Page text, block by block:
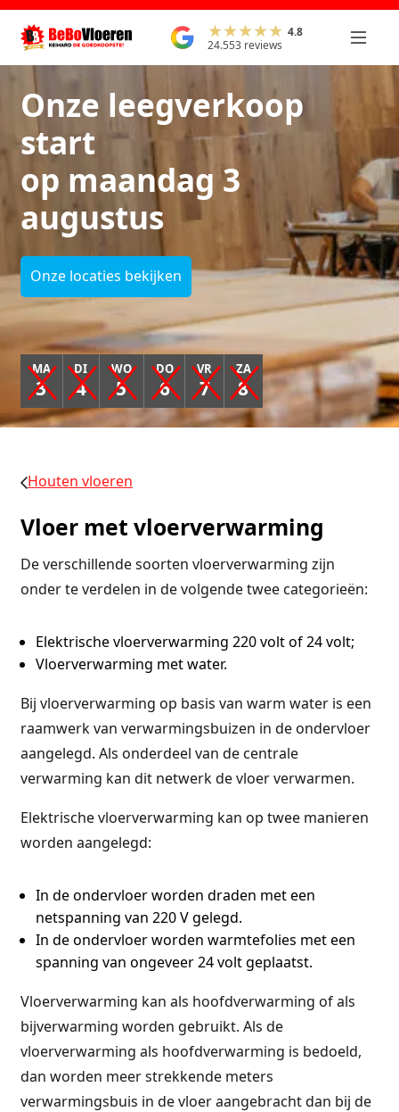
4.8
24.553 reviews
Onze leegverkoop
start
op maandag 3
augustus
Onze locaties bekijken
MA
3
DI
4
WO
5
DO
6
VR
7
ZA
8
Houten vloeren
Vloer met vloerverwarming
De verschillende soorten vloerverwarming zijn
onder te verdelen in de volgende twee categorieën:
Elektrische vloerverwarming 220 volt of 24 volt;
Vloerverwarming met water.
Bij vloerverwarming op basis van warm water is een
raamwerk van verwarmingsbuizen in de ondervloer
aangelegd. Als onderdeel van de centrale
verwarming kan dit netwerk de vloer verwarmen.
Elektrische vloerverwarming kan op twee manieren
worden aangelegd:
In de ondervloer worden draden met een
netspanning van 220 V gelegd.
In de ondervloer worden warmtefolies met een
spanning van ongeveer 24 volt geplaatst.
Vloerverwarming kan als hoofdverwarming of als
bijverwarming worden gebruikt. Als de
vloerverwarming als hoofdverwarming is bedoeld,
dan worden meer strekkende meters
verwarmingsbuis in de vloer aangebracht dan bij de